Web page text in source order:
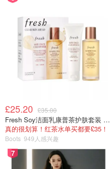
£25.20 £35.00
Fresh Soy洁面乳康普茶护肤套装 100ml
真的很划算！红茶水单买都要£35！
Boots 949人感兴趣
7